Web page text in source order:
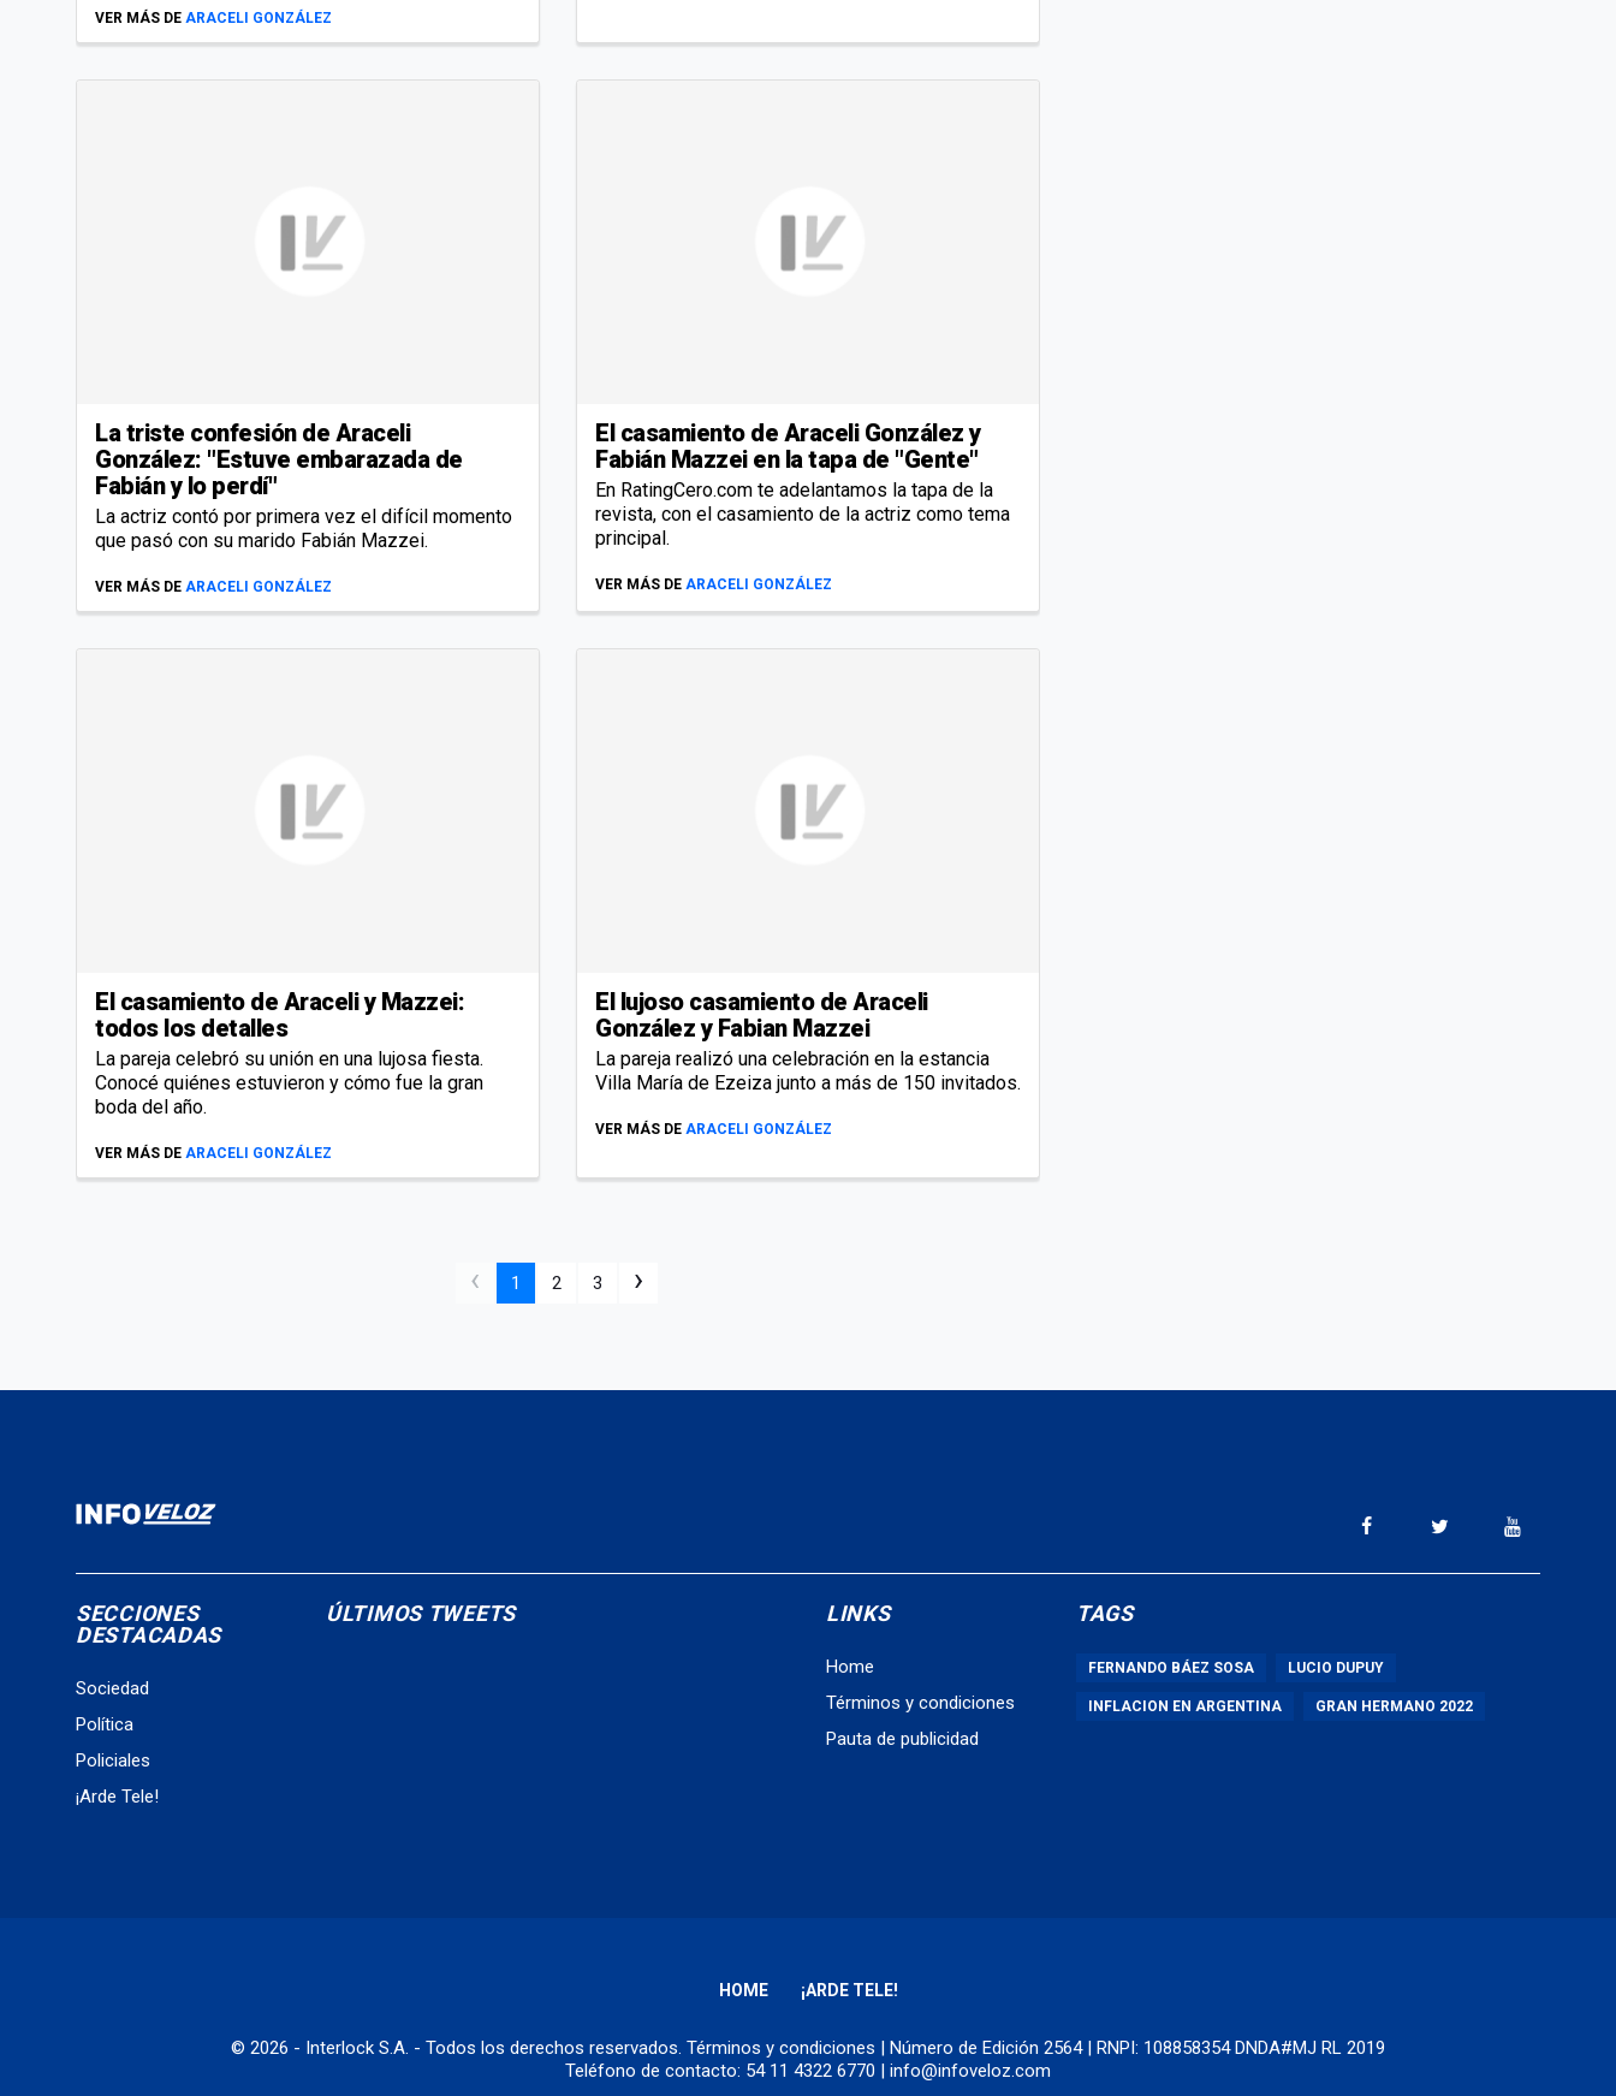
VER MÁS DE ARACELI GONZÁLEZ
La triste confesión de Araceli
González: "Estuve embarazada de
Fabián y lo perdí"
La actriz contó por primera vez el difícil momento
que pasó con su marido Fabián Mazzei.
VER MÁS DE ARACELI GONZÁLEZ
El casamiento de Araceli González y
Fabián Mazzei en la tapa de "Gente"
En RatingCero.com te adelantamos la tapa de la
revista, con el casamiento de la actriz como tema
principal.
VER MÁS DE ARACELI GONZÁLEZ
El casamiento de Araceli y Mazzei:
todos los detalles
La pareja celebró su unión en una lujosa fiesta.
Conocé quiénes estuvieron y cómo fue la gran
boda del año.
VER MÁS DE ARACELI GONZÁLEZ
El lujoso casamiento de Araceli
González y Fabian Mazzei
La pareja realizó una celebración en la estancia
Villa María de Ezeiza junto a más de 150 invitados.
VER MÁS DE ARACELI GONZÁLEZ
‹ 1 2 3 ›
SECCIONES
DESTACADAS
Sociedad
Política
Policiales
¡Arde Tele!
ÚLTIMOS TWEETS LINKS
Home
Términos y condiciones
Pauta de publicidad
TAGS
FERNANDO BÁEZ SOSA LUCIO DUPUY
INFLACION EN ARGENTINA GRAN HERMANO 2022
HOME ¡ARDE TELE!
© 2026 - Interlock S.A. - Todos los derechos reservados. Términos y condiciones | Número de Edición 2564 | RNPI: 108858354 DNDA#MJ RL 2019
Teléfono de contacto: 54 11 4322 6770 | info@infoveloz.com